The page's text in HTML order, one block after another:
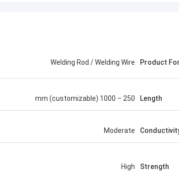
Product
Welding Rod / Welding Wire
Length
250 – 1000 mm (customizable)
Moderate
Strength
High